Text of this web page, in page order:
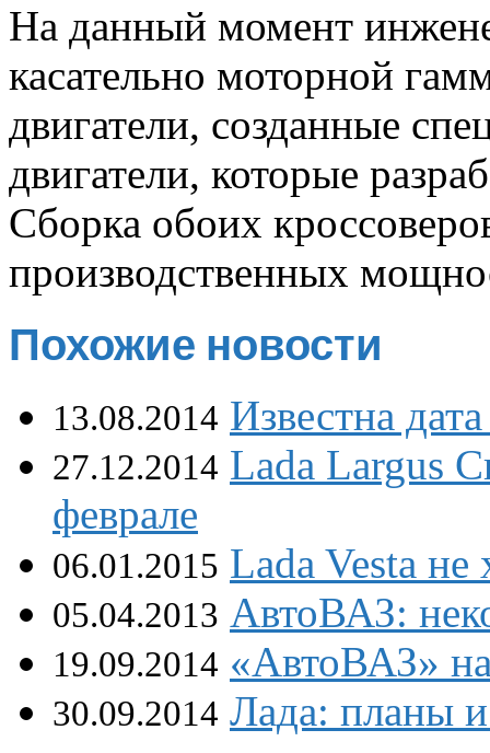
На данный момент
касательно моторной
двигатели, созданные
двигатели, которые
Сборка обоих
производственных
Похожие новости
13.08.2014 Известна
27.12.2014 Lada Largus
феврале
06.01.2015 Lada Vesta не
05.04.2013 АвтоВАЗ:
19.09.2014 «АвтоВАЗ»
30.09.2014 Лада: планы